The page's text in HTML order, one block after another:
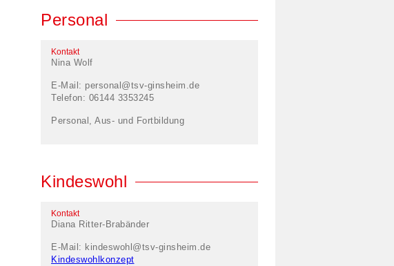
Personal
Kontakt
Nina Wolf
E-Mail: personal@tsv-ginsheim.de
Telefon: 06144 3353245
Personal, Aus- und Fortbildung
Kindeswohl
Kontakt
Diana Ritter-Brabänder
E-Mail: kindeswohl@tsv-ginsheim.de
Kindeswohlkonzept